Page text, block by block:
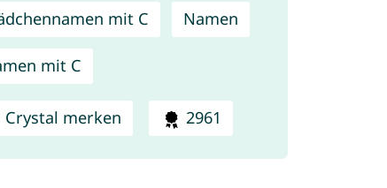
mit C Namen
mit C
Crystal merken 2961